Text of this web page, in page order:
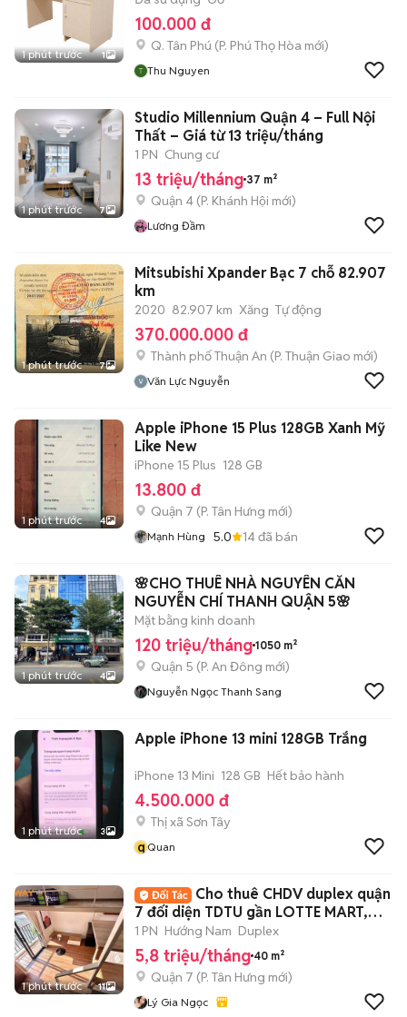
1 phút trước 1
100.000 đ
Q. Tân Phú (P. Phú Thọ Hòa mới)
Thu Nguyen
1 phút trước 7
Studio Millennium Quận 4 – Full Nội
Thất – Giá từ 13 triệu/tháng
1 PN Chung cư
13 triệu/tháng 37 m²
Quận 4 (P. Khánh Hội mới)
Lương Đầm
1 phút trước 7
Mitsubishi Xpander Bạc 7 chỗ 82.907
km
2020 82.907 km Xăng Tự động
370.000.000 đ
Thành phố Thuận An (P. Thuận Giao mới)
Văn Lực Nguyễn
1 phút trước 4
Apple iPhone 15 Plus 128GB Xanh Mỹ
Like New
iPhone 15 Plus 128 GB
13.800 đ
Quận 7 (P. Tân Hưng mới)
Mạnh Hùng 5.0 14đã bán
1 phút trước 4
🌸CHO THUÊ NHÀ NGUYÊN CĂN
NGUYỄN CHÍ THANH QUẬN 5🌸
Mặt bằng kinh doanh
120 triệu/tháng 1050 m²
Quận 5 (P. An Đông mới)
Nguyễn Ngọc Thanh Sang
1 phút trước 3
Apple iPhone 13 mini 128GB Trắng
iPhone 13 Mini 128 GB Hết bảo hành
4.500.000 đ
Thị xã Sơn Tây
qQuan
1 phút trước 11
Cho thuê CHDV duplex quận
7 đối diện TDTU gần LOTTE MART,
10p qua Q1
1 PN Hướng Nam Duplex
5,8 triệu/tháng 40 m²
Quận 7 (P. Tân Hưng mới)
Lý Gia Ngọc